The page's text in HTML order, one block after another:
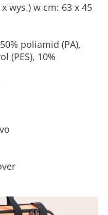
wys.) w cm: 63 x 45
poliamid (PA),
(PES), 10%